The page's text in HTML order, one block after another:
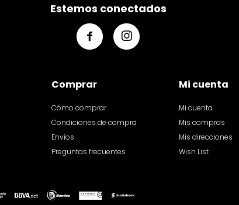
Comprar
Cómo comprar
Condiciones de compra
Envíos
Preguntas frecuentes
Mi cuenta
Mi cuenta
Mis compras
Mis direcciones
Wish List
Estemos conectados
 